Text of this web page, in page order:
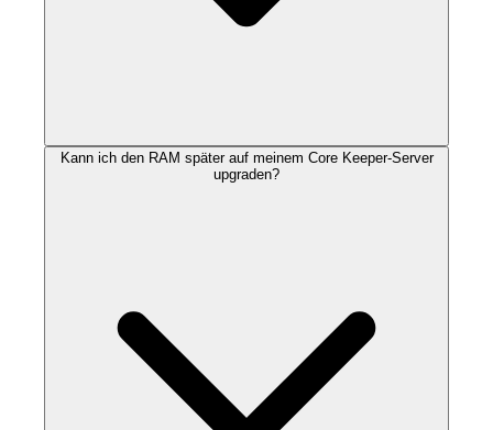
Kann ich den RAM später auf meinem Core Keeper-Server
upgraden?